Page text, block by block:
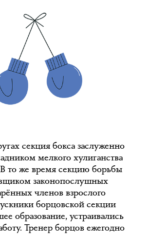
секция бокса заслуженно
мелкого хулиганства
то же время секцию борьбы
законопослушных
членов взрослого
борцовской секции
образование, устраивались
Тренер борцов ежегодно